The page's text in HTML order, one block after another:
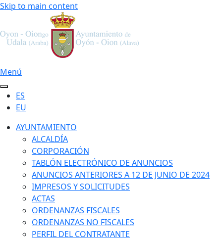
Skip to main content
Menú
ES
EU
AYUNTAMIENTO
ALCALDÍA
CORPORACIÓN
TABLÓN ELECTRÓNICO DE ANUNCIOS
ANUNCIOS ANTERIORES A 12 DE JUNIO DE 2024
IMPRESOS Y SOLICITUDES
ACTAS
ORDENANZAS FISCALES
ORDENANZAS NO FISCALES
PERFIL DEL CONTRATANTE